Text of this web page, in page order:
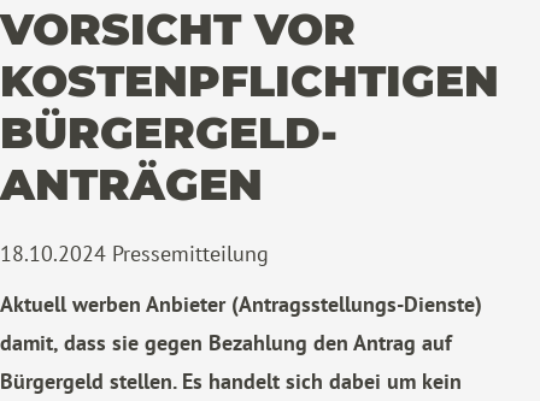
VORSICHT VOR
KOSTENPFLICHTIGEN
BÜRGERGELD-
ANTRÄGEN
18.10.2024 Pressemitteilung
Aktuell werben Anbieter (Antragsstellungs-Dienste)
damit, dass sie gegen Bezahlung den Antrag auf
Bürgergeld stellen. Es handelt sich dabei um kein